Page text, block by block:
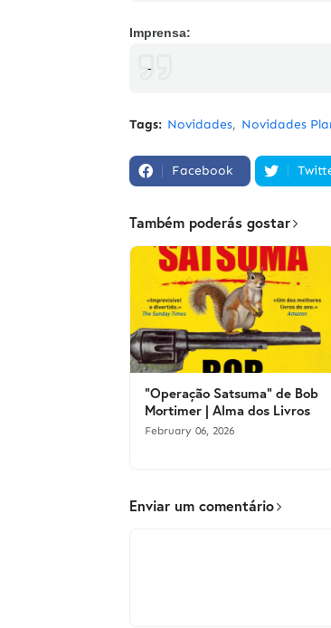
Imprensa:
-
Tags: Novidades Novidades
Facebook
Também poderás gostar
"Operação Satsuma" de Bob
Mortimer | Alma dos Livros
February 06, 2026
Enviar um comentário